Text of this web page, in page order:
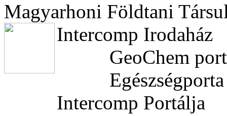
Magyarhoni Földtani
Intercomp Irodaház
GeoChem
Intercomp Portálja